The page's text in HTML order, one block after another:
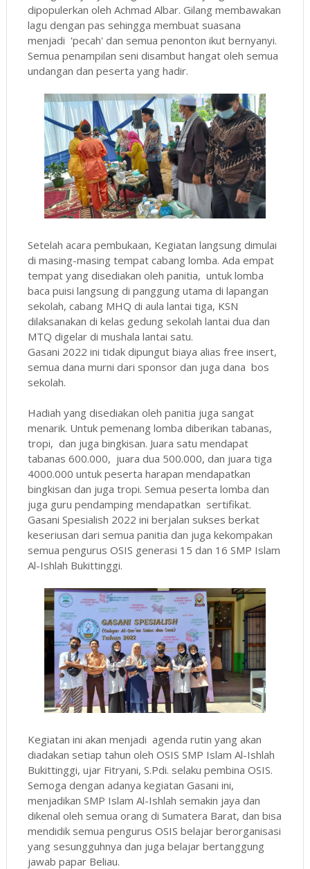
dipopulerkan oleh Achmad Albar. Gilang membawakan
lagu dengan pas sehingga membuat suasana
menjadi 'pecah' dan semua penonton ikut bernyanyi.
Semua penampilan seni disambut hangat oleh semua
undangan dan peserta yang hadir.
Setelah acara pembukaan, Kegiatan langsung dimulai
di masing-masing tempat cabang lomba. Ada empat
tempat yang disediakan oleh panitia, untuk lomba
baca puisi langsung di panggung utama di lapangan
sekolah, cabang MHQ di aula lantai tiga, KSN
dilaksanakan di kelas gedung sekolah lantai dua dan
MTQ digelar di mushala lantai satu.
Gasani 2022 ini tidak dipungut biaya alias free insert,
semua dana murni dari sponsor dan juga dana bos
sekolah.
Hadiah yang disediakan oleh panitia juga sangat
menarik. Untuk pemenang lomba diberikan tabanas,
tropi, dan juga bingkisan. Juara satu mendapat
tabanas 600.000, juara dua 500.000, dan juara tiga
4000.000 untuk peserta harapan mendapatkan
bingkisan dan juga tropi. Semua peserta lomba dan
juga guru pendamping mendapatkan sertifikat.
Gasani Spesialish 2022 ini berjalan sukses berkat
keseriusan dari semua panitia dan juga kekompakan
semua pengurus OSIS generasi 15 dan 16 SMP Islam
Al-Ishlah Bukittinggi.
Kegiatan ini akan menjadi agenda rutin yang akan
diadakan setiap tahun oleh OSIS SMP Islam Al-Ishlah
Bukittinggi, ujar Fitryani, S.Pdi. selaku pembina OSIS.
Semoga dengan adanya kegiatan Gasani ini,
menjadikan SMP Islam Al-Ishlah semakin jaya dan
dikenal oleh semua orang di Sumatera Barat, dan bisa
mendidik semua pengurus OSIS belajar berorganisasi
yang sesungguhnya dan juga belajar bertanggung
jawab papar Beliau.